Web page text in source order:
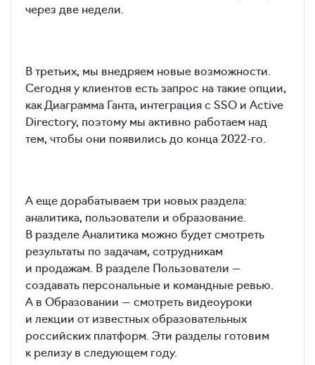
через две недели.
В третьих, мы внедряем новые возможности.
Сегодня у клиентов есть запрос на такие опции,
как Диаграмма Ганта, интеграция с SSO и Active
Directory, поэтому мы активно работаем над
тем, чтобы они появились до конца 2022-го.
А еще дорабатываем три новых раздела:
аналитика, пользователи и образование.
В разделе Аналитика можно будет смотреть
результаты по задачам, сотрудникам
и продажам. В разделе Пользователи —
создавать персональные и командные ревью.
А в Образовании — смотреть видеоуроки
и лекции от известных образовательных
российских платформ. Эти разделы готовим
к релизу в следующем году.